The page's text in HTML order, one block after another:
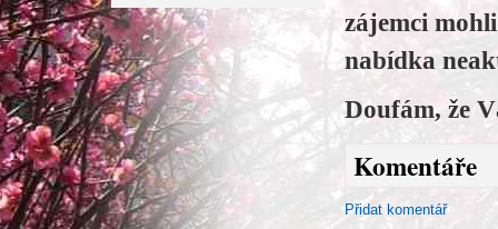
zájemci
nabídka
Doufám, že
Komentáře
Přidat komentář